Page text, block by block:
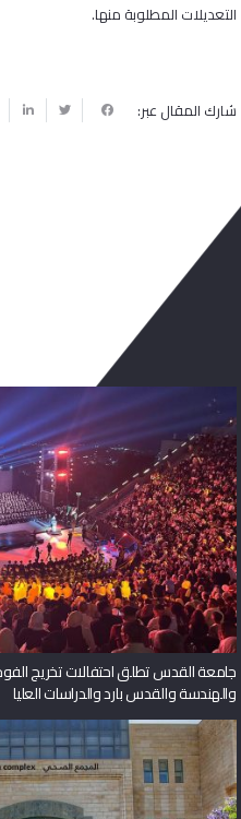
التعديلات المطلوبة منها.
شارك المقال عبر:
جامعة القدس تطلق احتفالات تخريج
والهندسة والقدس بارد والدراسات العليا